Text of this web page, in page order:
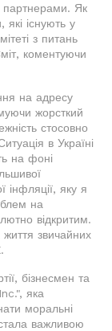
Як
які існують у
з питань
коментуючи
на адресу
жорсткий
стосовно
в Україні
на фоні
інфляції, яку я
на
відкритим.
звичайних
бізнесмен та
яка
моральні
важливою